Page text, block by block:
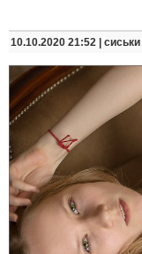
10.10.2020 21:52 | сиськи